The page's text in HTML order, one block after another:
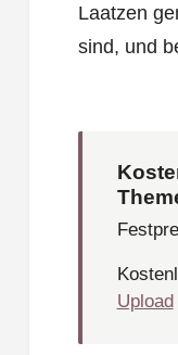
Laatzen
sind, und
Upload